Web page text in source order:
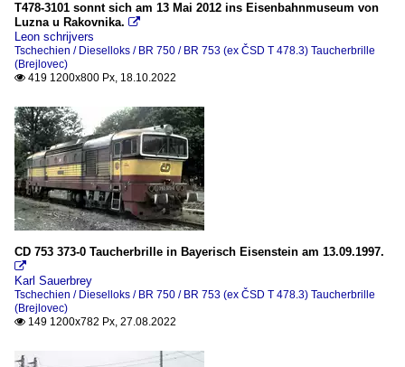
T478-3101 sonnt sich am 13 Mai 2012 ins Eisenbahnmuseum von
Luzna u Rakovnika. 
Leon schrijvers
Tschechien / Dieselloks / BR 750 / BR 753 (ex ČSD T 478.3) Taucherbrille
(Brejlovec)
 419 1200x800 Px, 18.10.2022
CD 753 373-0 Taucherbrille in Bayerisch Eisenstein am 13.09.1997.

Karl Sauerbrey
Tschechien / Dieselloks / BR 750 / BR 753 (ex ČSD T 478.3) Taucherbrille
(Brejlovec)
 149 1200x782 Px, 27.08.2022